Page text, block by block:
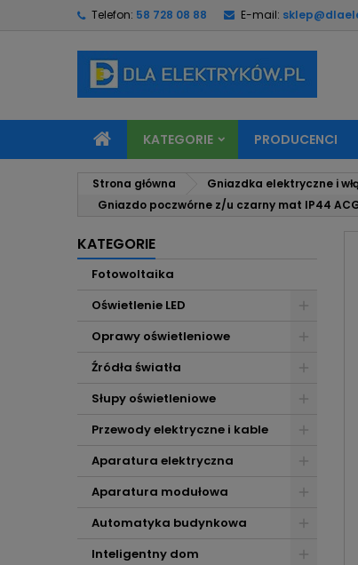
Telefon: 58 728 08 88 E-mail:
KATEGORIE PRODUCENCI
Strona główna Gniazdka elektryczne i
Gniazdo poczwórne z/u czarny mat IP44
KATEGORIE
Fotowoltaika
Oświetlenie LED
Oprawy oświetleniowe
Źródła światła
Słupy oświetleniowe
Przewody elektryczne i kable
Aparatura elektryczna
Aparatura modułowa
Automatyka budynkowa
Inteligentny dom